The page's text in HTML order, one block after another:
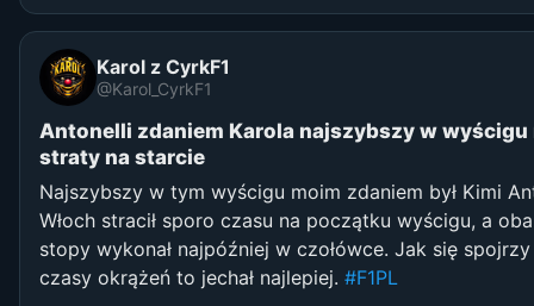
Karol z CyrkF1
@Karol_CyrkF1
Antonelli zdaniem Karola najszybszy w wyścigu
straty na starcie
Najszybszy w tym wyścigu moim zdaniem był Kimi
Włoch stracił sporo czasu na początku wyścigu, a
stopy wykonał najpóźniej w czołówce. Jak się
czasy okrążeń to jechał najlepiej. #F1PL